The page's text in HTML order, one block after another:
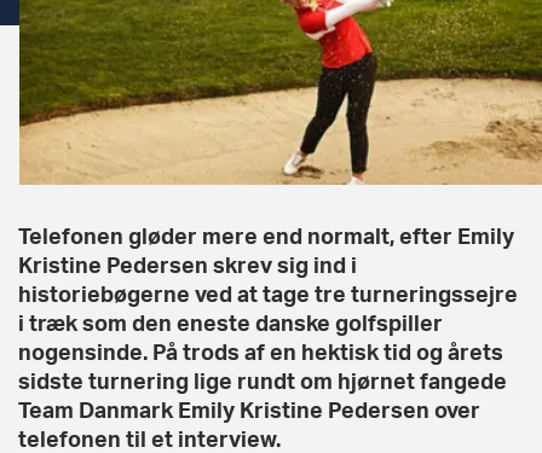
Telefonen gløder mere end normalt, efter Emily
Kristine Pedersen skrev sig ind i
historiebøgerne ved at tage tre turneringssejre
i træk som den eneste danske golfspiller
nogensinde. På trods af en hektisk tid og årets
sidste turnering lige rundt om hjørnet fangede
Team Danmark Emily Kristine Pedersen over
telefonen til et interview.